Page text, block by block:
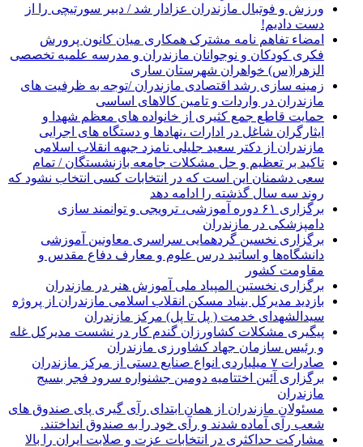
ورزش و فوتبال مازندران عزادار شد / دبیر سورتیچی را از
دست دادیم!
امضاء تفاهم نامه مشترک همکاری میان کانون پرورش
فکری کودکان و نوجوانان مازندران و مدرسه علمیه تخصصی
الزهرا(س) خواهران شهرستان ساری
زمینه سازی رشد اقتصادی مازندران /توجه به ظرفیت های
مازندران در واردات و تامین کالاهای اساسی
حمایت قاطع جمع کثیری از خانواده های معظم شهدا و
ایثارگران شاغل در ادارات ،نهادها و دستگاه های اجرایی
مازندران از دکتر سعید جلیلی نامزد جبهه انقلاب اسلامی
تاکید بر تعظیم و حل مشکلات جامعه بازنشستگان / تمام
سعی دشمنان این است که در انتخابات کسی انتخاب نشود که
روند سه سال گذشته را ادامه دهد
برگزاری ۶۱ دوره آموزشی، ترویجی و توانمند سازی
دامپزشکی در مازندران
برگزاری نخسین گردهمایی سراسری معاونین آموزشی
دانشگاه‌ها و اساتید درس علوم و معارف دفاع مقدس و
مقاومت کشور
برگزاری نخستین المپیاد ملی آموزش هنر در مازندران
بازدید مدیرکل بنیاد مسکن انقلاب اسلامی مازندران از پروژه
سیدالشهدای خدمت ( پل تا پل) مرکز مازندران
پیگیری مشکلات کشاورزان گندم کار در نشست مدیرکل غله
و رئیس سازمان جهاد کشاورزی مازندران
صادرات ۷ میلیاردی انواع صنایع دستی از مرکز مازندران
برگزاری آئین اختتامیه دومین جشنواره سرود فجر بسیج
مازندران
مسئولان مازندران از همان ابتدای رآی گیری پای صندوق های
شعب رآی آماده شدند و رآی خود را به صندوق انداختند.
مشارکت حداکثری در انتخابات عزت و صلابت ایران را بالا